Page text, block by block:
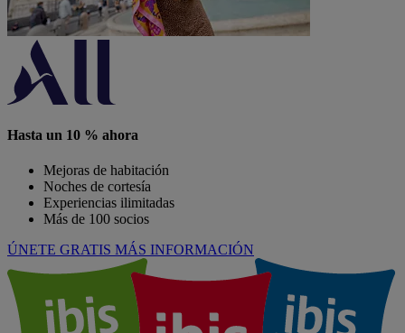
Hasta un 10 % ahora
Mejoras de habitación
Noches de cortesía
Experiencias ilimitadas
Más de 100 socios
ÚNETE GRATIS MÁS INFORMACIÓN